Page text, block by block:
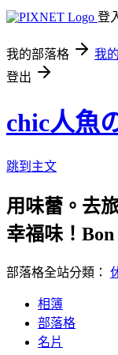
登
我的部落格 我
登出
chic人魚
跳到主文
用味蕾。
幸福味！
部落格全站分類：
相簿
部落格
名片